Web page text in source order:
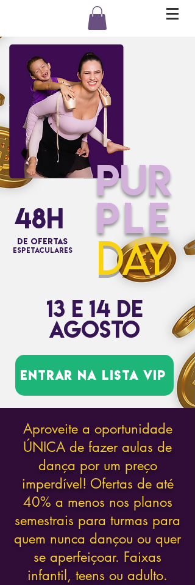
48H
DE OFERTAS
ESPETACULARES
PUR
PLE
DAY
13 E 14 DE
AGOSTO
Entrar na lista vip
Aproveite a oportunidade
ÚNICA de fazer aulas de
dança por um preço
imperdível! Ofertas de até
40% a menos nos planos
semestrais para turmas para
quem nunca dançou ou quer
se aperfeiçoar. Faixas
infantil, teens ou adulto.